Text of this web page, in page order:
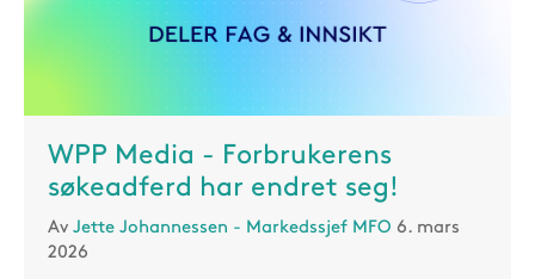
WPP Media - Forbrukerens
søkeadferd har endret seg!
Av Jette Johannessen - Markedssjef MFO 6. mars
2026